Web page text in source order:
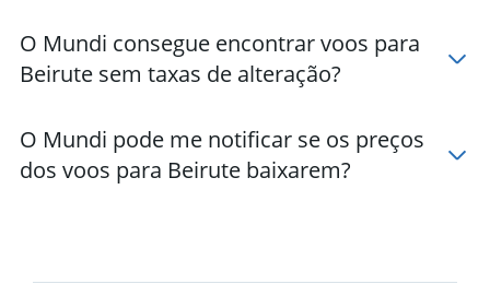
O Mundi consegue encontrar voos para
Beirute sem taxas de alteração?
O Mundi pode me notificar se os preços
dos voos para Beirute baixarem?